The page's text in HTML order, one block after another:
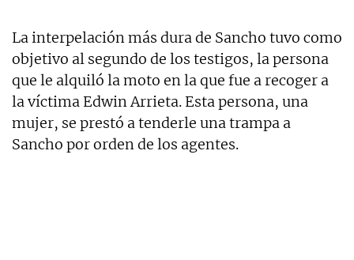
La interpelación más dura de Sancho tuvo como
objetivo al segundo de los testigos, la persona
que le alquiló la moto en la que fue a recoger a
la víctima Edwin Arrieta. Esta persona, una
mujer, se prestó a tenderle una trampa a
Sancho por orden de los agentes.